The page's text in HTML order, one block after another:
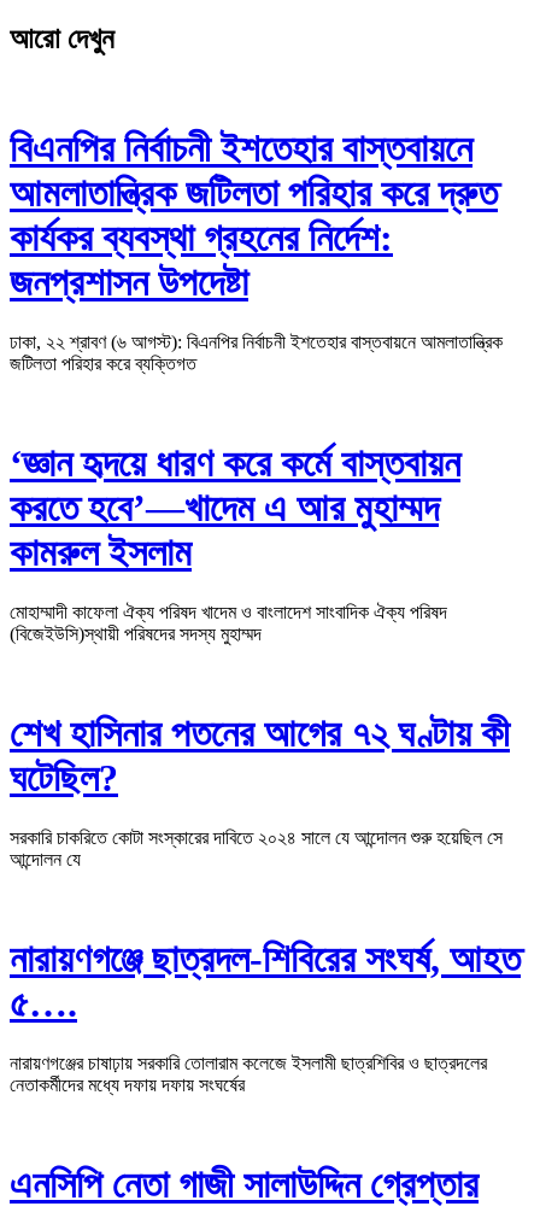
আরো দেখুন
বিএনপির নির্বাচনী ইশতেহার বাস্তবায়নে
আমলাতান্ত্রিক জটিলতা পরিহার করে দ্রুত
কার্যকর ব্যবস্থা গ্রহনের নির্দেশ:
জনপ্রশাসন উপদেষ্টা
ঢাকা, ২২ শ্রাবণ (৬ আগস্ট): বিএনপির নির্বাচনী ইশতেহার বাস্তবায়নে আমলাতান্ত্রিক
জটিলতা পরিহার করে ব্যক্তিগত
‘জ্ঞান হৃদয়ে ধারণ করে কর্মে বাস্তবায়ন
করতে হবে’—খাদেম এ আর মুহাম্মদ
কামরুল ইসলাম
মোহাম্মাদী কাফেলা ঐক্য পরিষদ খাদেম ও বাংলাদেশ সাংবাদিক ঐক্য পরিষদ
(বিজেইউসি)স্থায়ী পরিষদের সদস্য মুহাম্মদ
শেখ হাসিনার পতনের আগের ৭২ ঘণ্টায় কী
ঘটেছিল?
সরকারি চাকরিতে কোটা সংস্কারের দাবিতে ২০২৪ সালে যে আন্দোলন শুরু হয়েছিল সে
আন্দোলন যে
‎নারায়ণগঞ্জে ছাত্রদল-শিবিরের সংঘর্ষ, আহত
৫….
নারায়ণগঞ্জের চাষাঢ়ায় সরকারি তোলারাম কলেজে ইসলামী ছাত্রশিবির ও ছাত্রদলের
নেতাকর্মীদের মধ্যে দফায় দফায় সংঘর্ষের
এনসিপি নেতা গাজী সালাউদ্দিন গ্রেপ্তার